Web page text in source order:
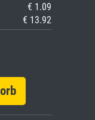
€ 1.09
€ 13.92